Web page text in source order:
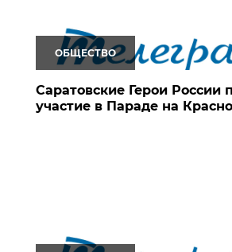
ОБЩЕСТВО
Саратовские Герои России
участие в Параде на